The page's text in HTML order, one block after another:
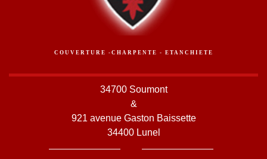
COUVERTURE -CHARPENTE - ETANCHIETE
34700 Soumont
&
921 avenue Gaston Baissette
34400 Lunel